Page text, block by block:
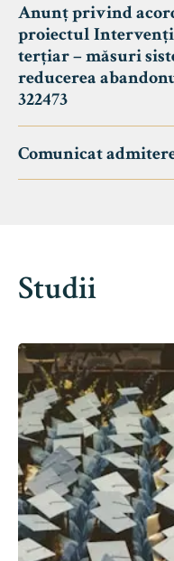
Anunț privind
proiectul
terțiar – măsuri
reducerea
322473
Comunicat
Studii